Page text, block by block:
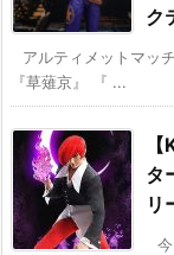
ク
アルティメットマッ
『草薙京』 『 ...
タ
リ